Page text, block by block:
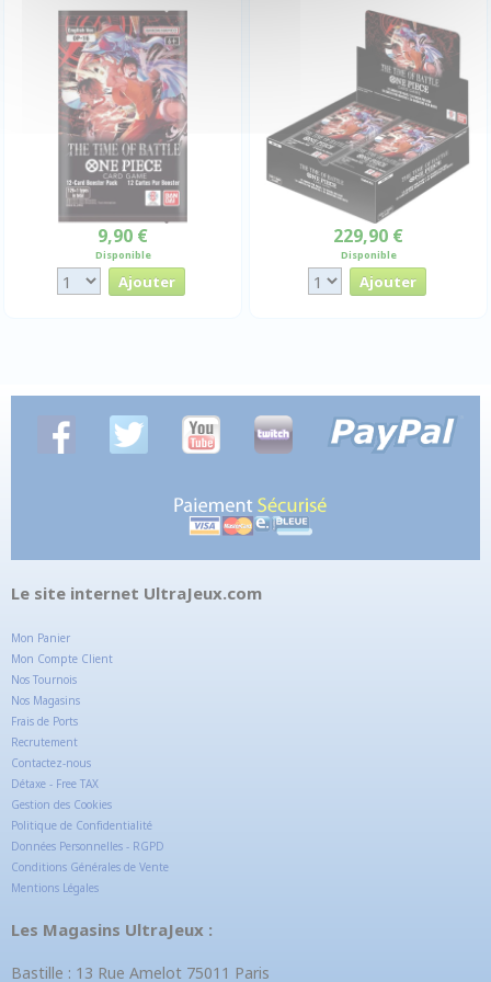
9,90 €
Disponible
229,90 €
Disponible
Le site internet UltraJeux.com
Mon Panier
Mon Compte Client
Nos Tournois
Nos Magasins
Frais de Ports
Recrutement
Contactez-nous
Détaxe - Free TAX
Gestion des Cookies
Politique de Confidentialité
Données Personnelles - RGPD
Conditions Générales de Vente
Mentions Légales
Les Magasins UltraJeux :
Bastille : 13 Rue Amelot 75011 Paris